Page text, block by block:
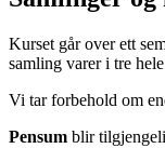
Kurset går over ett
samling varer i tre
Vi tar forbehold om
Pensum blir